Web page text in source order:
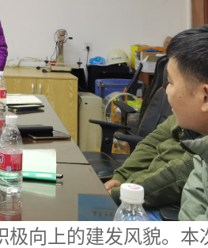
向上的建发风貌。本